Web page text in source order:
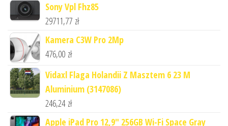
Sony Vpl Fhz85
29711,77 zł
Kamera C3W Pro 2Mp
476,00 zł
Vidaxl Flaga Holandii Z Masztem 6 23 M
Aluminium (3147086)
246,24 zł
Apple iPad Pro 12,9" 256GB Wi-Fi Space Gray